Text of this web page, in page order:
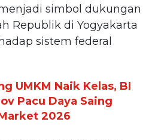
simbol dukungan
Republik di Yogyakarta
sistem federal
UMKM Naik Kelas, BI
Pacu Daya Saing
2026